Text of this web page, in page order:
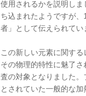
使用されるかを説明し
ち込まれたようですが
者」として伝えられてい
この新しい元素に関す
その物理的特性に魅了
査の対象となりました。
とされていた一般的な加